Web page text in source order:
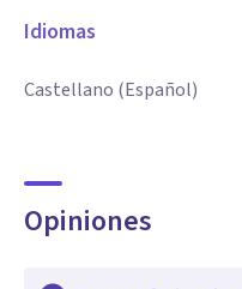
Idiomas
Castellano (Español)
Opiniones